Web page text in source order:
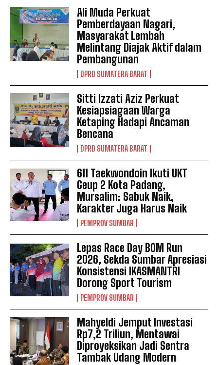
Ali Muda Perkuat
Pemberdayaan Nagari,
Masyarakat Lembah
Melintang Diajak Aktif dalam
Pembangunan
DPRD SUMATERA BARAT
Sitti Izzati Aziz Perkuat
Kesiapsiagaan Warga
Ketaping Hadapi Ancaman
Bencana
DPRD SUMATERA BARAT
611 Taekwondoin Ikuti UKT
Geup 2 Kota Padang,
Mursalim: Sabuk Naik,
Karakter Juga Harus Naik
PEMPROV SUMBAR
Lepas Race Day BOM Run
2026, Sekda Sumbar Apresiasi
Konsistensi IKASMANTRI
Dorong Sport Tourism
PEMPROV SUMBAR
Mahyeldi Jemput Investasi
Rp7,2 Triliun, Mentawai
Diproyeksikan Jadi Sentra
Tambak Udang Modern